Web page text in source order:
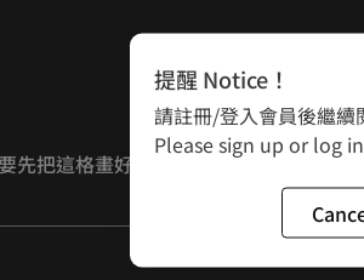
先把這格畫好，才有空把叮我蚊子打死
提醒 Notice！
請註冊/登入會員後繼續
Please sign up or log